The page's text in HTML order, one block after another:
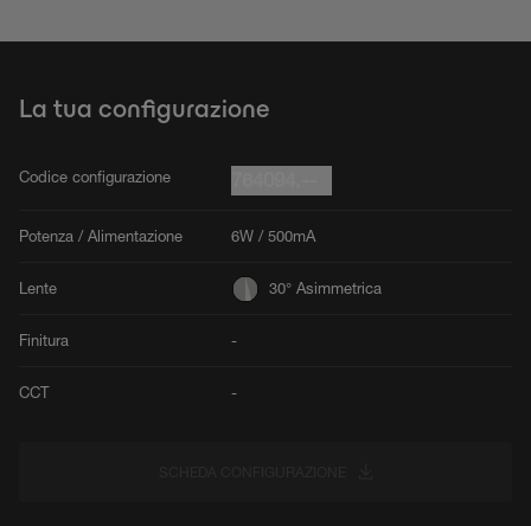
La tua configurazione
Codice configurazione
Potenza / Alimentazione 6W / 500mA
Lente 30° Asimmetrica
Finitura -
CCT -